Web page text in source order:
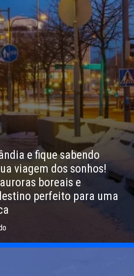
e fique sabendo
viagem dos sonhos!
boreais e
perfeito para uma